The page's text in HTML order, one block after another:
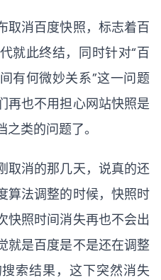
取消百度快照，标志着百
就此终结，同时针对“百
有何微妙关系”这一问题
再也不用担心网站快照是
类的问题了。
取消的那几天，说真的还
算法调整的时候，快照时
快照时间消失再也不会出
就是百度是不是还在调整
索结果，这下突然消失